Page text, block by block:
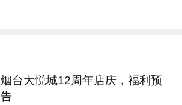
烟台大悦城12周年店庆，福利预
告